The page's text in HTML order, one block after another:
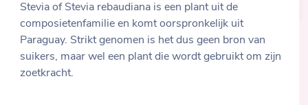
Stevia of Stevia rebaudiana is een plant uit de
composietenfamilie en komt oorspronkelijk uit
Paraguay. Strikt genomen is het dus geen bron van
suikers, maar wel een plant die wordt gebruikt om zijn
zoetkracht.